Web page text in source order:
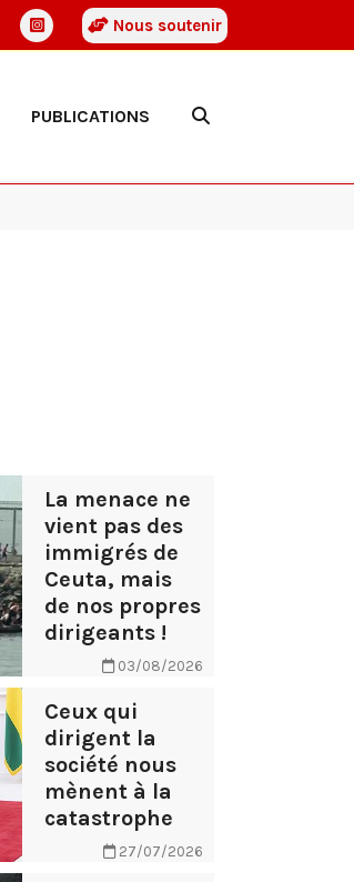
Nous soutenir
PUBLICATIONS
La menace ne
vient pas des
immigrés de
Ceuta, mais
de nos propres
dirigeants !
03/08/2026
Ceux qui
dirigent la
société nous
mènent à la
catastrophe
27/07/2026